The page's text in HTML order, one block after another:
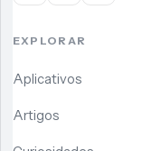
EXPLORAR
Aplicativos
Artigos